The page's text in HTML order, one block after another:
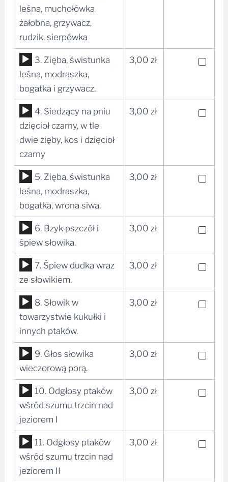
leśna, muchołówka
żałobna, grzywacz,
rudzik, sierpówka
Odtwarzacz
plików
dźwiękowych
3. Zięba, świstunka
leśna, modraszka,
bogatka i grzywacz.
3,00 zł
Odtwarzacz
plików
dźwiękowych
4. Siedzący na pniu
dzięcioł czarny, w tle
dwie zięby, kos i dzięcioł
czarny
3,00 zł
Odtwarzacz
plików
dźwiękowych
5. Zięba, świstunka
leśna, modraszka,
bogatka, wrona siwa.
3,00 zł
Odtwarzacz
plików
dźwiękowych
6. Bzyk pszczół i
śpiew słowika.
3,00 zł
Odtwarzacz
plików
dźwiękowych
7. Śpiew dudka wraz
ze słowikiem.
3,00 zł
Odtwarzacz
plików
dźwiękowych
8. Słowik w
towarzystwie kukułki i
innych ptaków.
3,00 zł
Odtwarzacz
plików
dźwiękowych
9. Głos słowika
wieczorową porą.
3,00 zł
Odtwarzacz
plików
dźwiękowych
10. Odgłosy ptaków
wśród szumu trzcin nad
jeziorem I
3,00 zł
Odtwarzacz
plików
dźwiękowych
11. Odgłosy ptaków
wśród szumu trzcin nad
jeziorem II
3,00 zł